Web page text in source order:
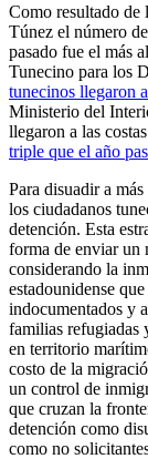
Como resultado de
Túnez el número
pasado fue el más
Tunecino para los
tunecinos llegaron
Ministerio del
llegaron a las
triple que el año
Para disuadir a
los ciudadanos
detención. Esta
forma de enviar un
considerando la
estadounidense
indocumentados y
familias refugiadas
en territorio
costo de la
un control de
que cruzan la
detención como
como no